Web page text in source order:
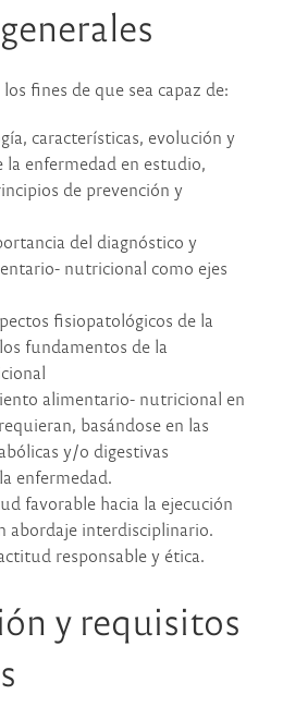
fines de que sea capaz de:
características, evolución y
la enfermedad en estudio,
de prevención y
del diagnóstico y
nutricional como ejes
fisiopatológicos de la
fundamentos de la
alimentario- nutricional en
basándose en las
y/o digestivas
enfermedad.
favorable hacia la ejecución
abordaje interdisciplinario.
responsable y ética.
y requisitos